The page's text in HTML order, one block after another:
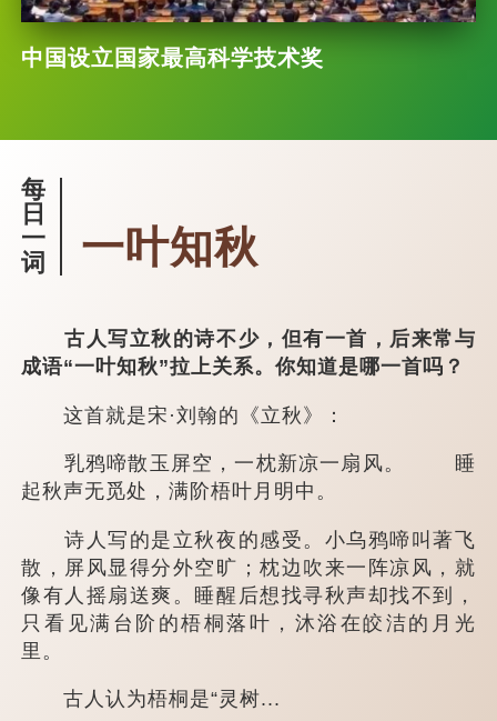
中国设立国家最高科学技术奖
每
日
一
词
一叶知秋
古人写立秋的诗不少，但有一首，后来常与
成语“一叶知秋”拉上关系。你知道是哪一首吗？
这首就是宋·刘翰的《立秋》：
乳鸦啼散玉屏空，一枕新凉一扇风。 睡
起秋声无觅处，满阶梧叶月明中。
诗人写的是立秋夜的感受。小乌鸦啼叫著飞
散，屏风显得分外空旷；枕边吹来一阵凉风，就
像有人摇扇送爽。睡醒后想找寻秋声却找不到，
只看见满台阶的梧桐落叶，沐浴在皎洁的月光
里。
古人认为梧桐是“灵树...